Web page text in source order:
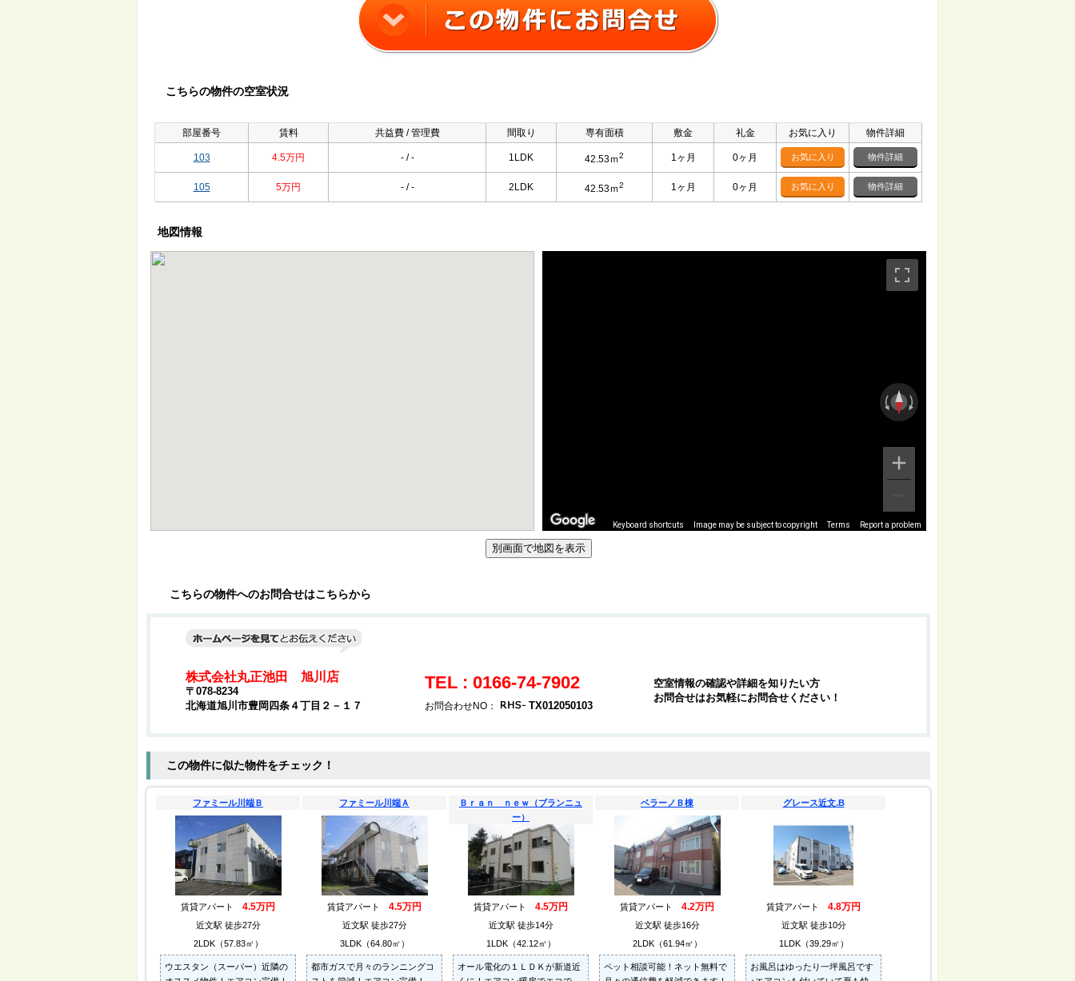
こちらの物件の空室状況
部屋番号 賃料 共益費 / 管理費 間取り 専有面積 敷金 礼金 お気に入り 物件詳細
103 4.5万円 - / - 1LDK 42.53ｍ2 1ヶ月 0ヶ月 お気に入り 物件詳細
105 5万円 - / - 2LDK 42.53ｍ2 1ヶ月 0ヶ月 お気に入り 物件詳細
地図情報
Keyboard shortcuts Image may be subject to copyright Terms Report a problem
こちらの物件へのお問合せはこちらから
株式会社丸正池田 旭川店
〒078-8234
北海道旭川市豊岡四条４丁目２－１７
TEL : 0166-74-7902
お問合わせNO： TX012050103
空室情報の確認や詳細を知りたい方
お問合せはお気軽にお問合せください！
この物件に似た物件をチェック！
ファミール川端Ｂ
賃貸アパート 4.5万円
近文駅 徒歩27分
2LDK（57.83㎡）
ウエスタン（スーパー）近隣の
ファミール川端Ａ
賃貸アパート 4.5万円
近文駅 徒歩27分
3LDK（64.80㎡）
都市ガスで月々のランニングコ
Ｂｒａｎ ｎｅｗ（ブランニュ
ー）
賃貸アパート 4.5万円
近文駅 徒歩14分
1LDK（42.12㎡）
オール電化の１ＬＤＫが新道近
ベラーノＢ棟
賃貸アパート 4.2万円
近文駅 徒歩16分
2LDK（61.94㎡）
ペット相談可能！ネット無料で
グレース近文.B
賃貸アパート 4.8万円
近文駅 徒歩10分
1LDK（39.29㎡）
お風呂はゆったり一坪風呂です